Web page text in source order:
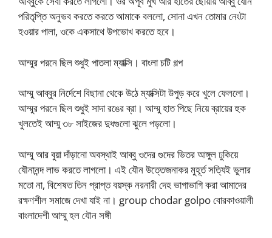
পরিতৃপ্তি অনুভব করতে করতে আমাকে বললো, সোনা এখন তোমার নেংটা
হওয়ার পালা, ওকে একসাথে উপভোখ করতে হবে।
আম্মুর পরনে ছিল শুধুই পাতলা ম্যাক্সি। বাংলা চটি গল্প
আম্মু আব্বুর নির্দেশে বিছানা থেকে উঠে ম্যাক্সিটা উপুড় করে খুলে ফেললো।
আম্মুর পরনে ছিল শুধুই সাদা রঙের ব্রা। আম্মু হাত পিছে নিয়ে ব্রায়ের হুক
খুলতেই আম্মু ৩৮ সাইজের দুধগুলো ঝুলে পড়লো।
আম্মু আর বুয়া দাঁড়ানো অবস্থাই আব্বু ওদের গুদের ভিতর আঙ্গুল ঢুকিয়ে
যৌনানন্দ লাভ করতে লাগলো। এই যৌন উত্তেজনাকর মুহূর্ত সত্যিই ভুলার
মতো না, বিশেষত তিন প্রাপ্ত বয়স্ক নরনারী দেহ ভাগাভাগি করা আমাদের
রক্ষণশীল সমাজে দেখা যাই না। group chodar golpo বোরকাওয়ালী
বাংলাদেশী আম্মু হল যৌন সঙ্গী